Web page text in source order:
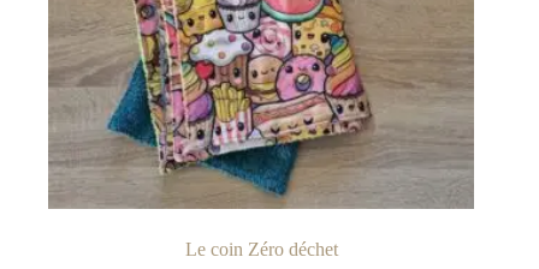
Le coin Zéro déchet